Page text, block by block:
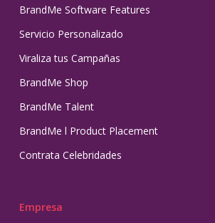
BrandMe Software Features
Servicio Personalizado
Viraliza tus Campañas
BrandMe Shop
BrandMe Talent
BrandMe l Product Placement
Contrata Celebridades
Empresa